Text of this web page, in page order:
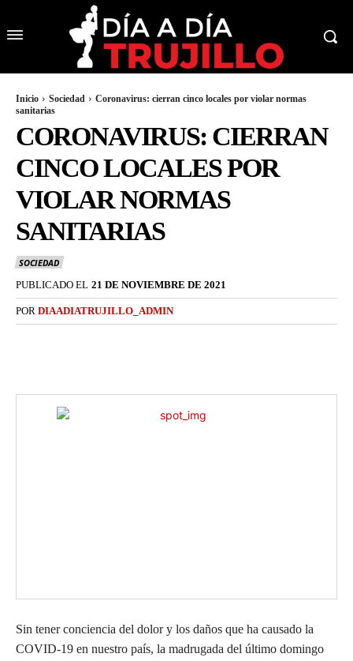
Inicio Sociedad
Coronavirus: cierran cinco locales por violar normas
sanitarias
CORONAVIRUS: CIERRAN
CINCO LOCALES POR
VIOLAR NORMAS
SANITARIAS
SOCIEDAD
PUBLICADO EL 21 DE NOVIEMBRE DE 2021
POR DIAADIATRUJILLO_ADMIN
Sin tener conciencia del dolor y los daños que ha causado la
COVID-19 en nuestro país, la madrugada del último domingo